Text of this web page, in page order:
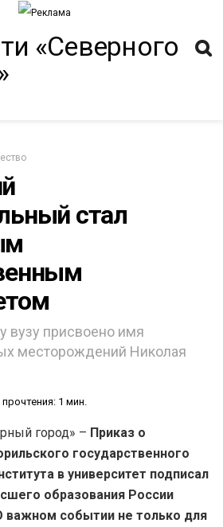
стал
вузу присвоено имя
месторождений Николая
1 мин.
город» – Приказ о
государственного
в университет подписал
образования России
важном событии не только для